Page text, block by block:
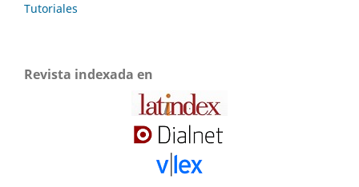
Tutoriales
Revista indexada en